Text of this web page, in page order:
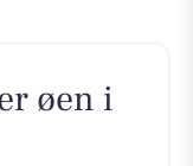
øen i